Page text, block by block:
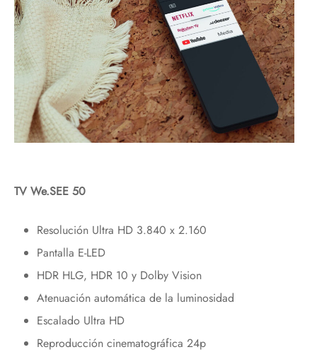
TV We.SEE 50
Resolución Ultra HD 3.840 x 2.160
Pantalla E-LED
HDR HLG, HDR 10 y Dolby Vision
Atenuación automática de la luminosidad
Escalado Ultra HD
Reproducción cinematográfica 24p